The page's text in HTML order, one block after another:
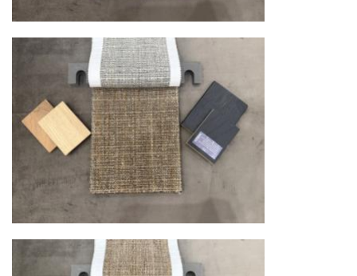
ресурсов.
Управление логистикой и контроль
качества
Каждый заказ отслеживается в режиме
реального времени через систему GPS-
мониторинга. Наша команда логистических
специалистов с опытом работы в
международной доставке обеспечивает
полную сохранность груза, соблюдение
температурного режима и защиту от
механических повреждений на всех этапах
маршрута.